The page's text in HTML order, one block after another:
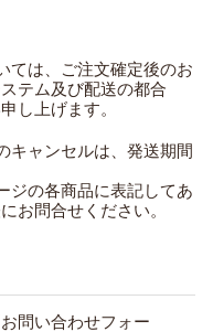
ては、ご注文確定後のお
テム及び配送の都合
し上げます。
キャンセルは、発送期間
ジの各商品に表記してあ
お問合せください。
問い合わせフォー